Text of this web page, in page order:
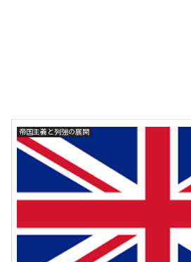
帝国主義と列強の展開